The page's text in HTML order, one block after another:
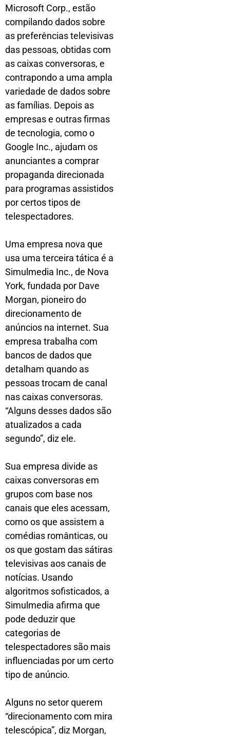
Microsoft Corp., estão
compilando dados sobre
as preferências televisivas
das pessoas, obtidas com
as caixas conversoras, e
contrapondo a uma ampla
variedade de dados sobre
as famílias. Depois as
empresas e outras firmas
de tecnologia, como o
Google Inc., ajudam os
anunciantes a comprar
propaganda direcionada
para programas assistidos
por certos tipos de
telespectadores.
Uma empresa nova que
usa uma terceira tática é a
Simulmedia Inc., de Nova
York, fundada por Dave
Morgan, pioneiro do
direcionamento de
anúncios na internet. Sua
empresa trabalha com
bancos de dados que
detalham quando as
pessoas trocam de canal
nas caixas conversoras.
“Alguns desses dados são
atualizados a cada
segundo”, diz ele.
Sua empresa divide as
caixas conversoras em
grupos com base nos
canais que eles acessam,
como os que assistem a
comédias românticas, ou
os que gostam das sátiras
televisivas aos canais de
notícias. Usando
algoritmos sofisticados, a
Simulmedia afirma que
pode deduzir que
categorias de
telespectadores são mais
influenciadas por um certo
tipo de anúncio.
Alguns no setor querem
“direcionamento com mira
telescópica”, diz Morgan,